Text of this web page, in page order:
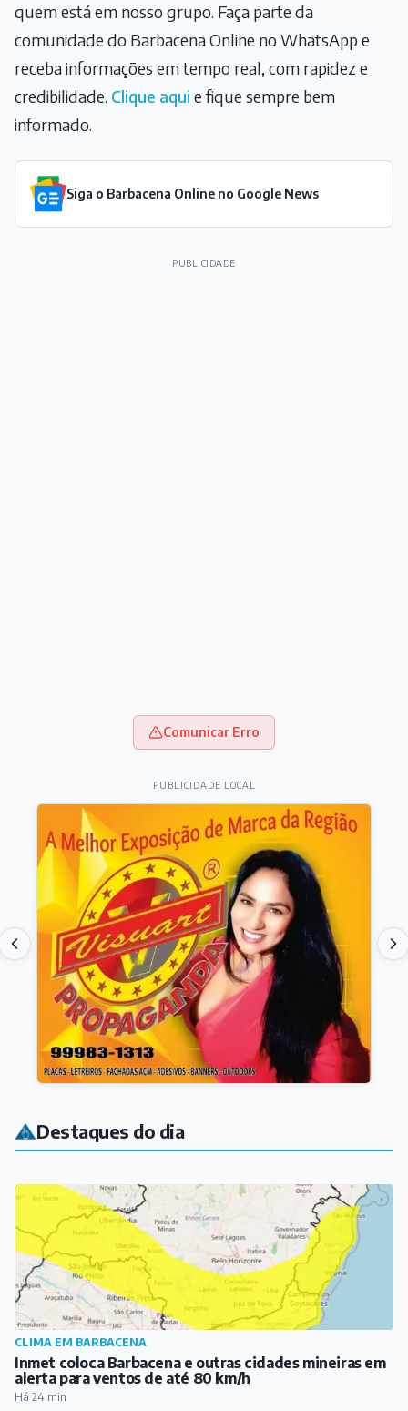
quem está em nosso grupo. Faça parte da
comunidade do Barbacena Online no WhatsApp e
receba informações em tempo real, com rapidez e
credibilidade. Clique aqui e fique sempre bem
informado.
Siga o Barbacena Online no Google News
PUBLICIDADE
Comunicar Erro
PUBLICIDADE LOCAL
Destaques do dia
CLIMA EM BARBACENA
Inmet coloca Barbacena e outras cidades mineiras em
alerta para ventos de até 80 km/h
Há 24 min